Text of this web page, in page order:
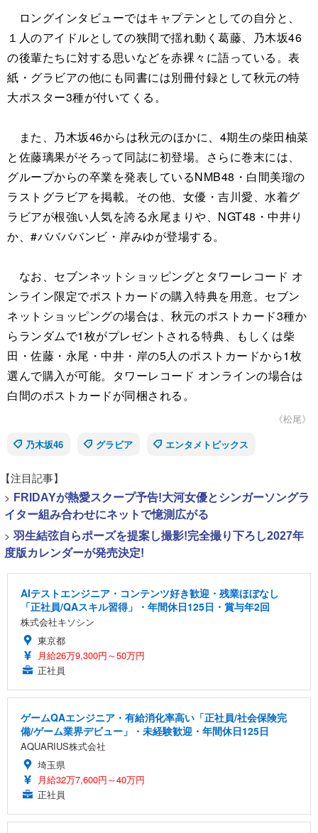
ロングインタビューではキャプテンとしての自分と、
１人のアイドルとしての狭間で揺れ動く葛藤、乃木坂46
の後輩たちに対する思いなどを赤裸々に語っている。表
紙・グラビアの他にも同書には別冊付録として秋元の特
大ポスター3種が付いてくる。
また、乃木坂46からは秋元のほかに、4期生の柴田柚菜
と佐藤璃果がそろって同誌に初登場。さらに巻末には、
グループからの卒業を発表しているNMB48・白間美瑠の
ラストグラビアを掲載。その他、女優・吉川愛、水着グ
ラビアが根強い人気を誇る永尾まりや、NGT48・中井り
か、#ババババンビ・岸みゆが登場する。
なお、セブンネットショッピングとタワーレコード オ
ンライン限定でポストカードの購入特典を用意。セブン
ネットショッピングの場合は、秋元のポストカード3種か
らランダムで1枚がプレゼントされる特典、もしくは柴
田・佐藤・永尾・中井・岸の5人のポストカードから1枚
選んで購入が可能。タワーレコード オンラインの場合は
白間のポストカードが同梱される。
《松尾》
乃木坂46
グラビア エンタメトピックス
【注目記事】
> FRIDAYが熱愛スクープ予告!大河女優とシンガーソングラ
イター組み合わせにネットで憶測広がる
> 羽生結弦自らポーズを提案し撮影!完全撮り下ろし2027年
度版カレンダーが発売決定!
AIテストエンジニア・コンテンツ好き歓迎・残業ほぼなし
「正社員/QAスキル習得」・年間休日125日・賞与年2回
株式会社キソシン
東京都
月給26万9,300円～50万円
正社員
ゲームQAエンジニア・有給消化率高い「正社員/社会保険完
備/ゲーム業界デビュー」・未経験歓迎・年間休日125日
AQUARIUS株式会社
埼玉県
月給32万7,600円～40万円
正社員